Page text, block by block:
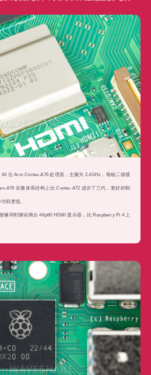
位 Arm Cortex-A76 处理器，主频为 2.4GHz，每核二级缓
A76 在微体系结构上比 Cortex-A72 进步了三代，更好的制
功耗更低。
，它提供两个 USB 3.0 和两个 USB 2.0 接口、一个千兆以